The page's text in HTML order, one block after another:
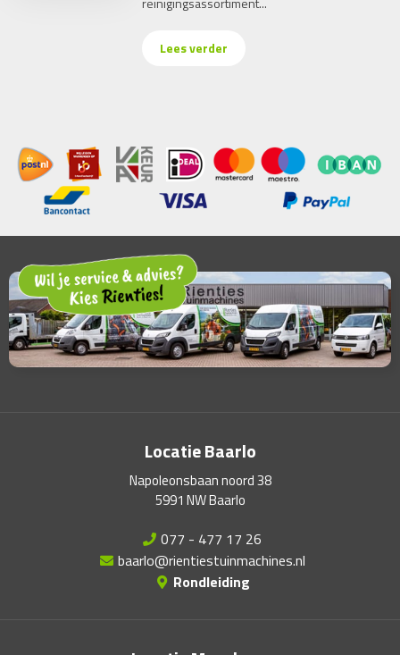
Lees verder
Locatie Baarlo
Napoleonsbaan noord 38
5991 NW Baarlo
077 - 477 17 26
baarlo@rientiestuinmachines.nl
Rondleiding